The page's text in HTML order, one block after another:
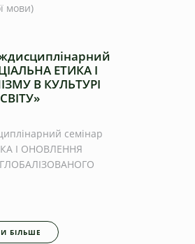
мови)
ЕТИКА І
В КУЛЬТУРІ
семінар
І ОНОВЛЕННЯ
БІЛЬШЕ